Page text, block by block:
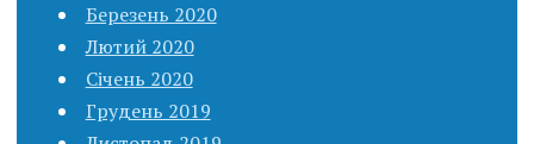
Березень 2020
Лютий 2020
Січень 2020
Грудень 2019